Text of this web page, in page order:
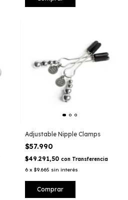
Adjustable Nipple Clamps
$57.990
$49.291,50 con Transferencia
6 x $9.665 sin interés